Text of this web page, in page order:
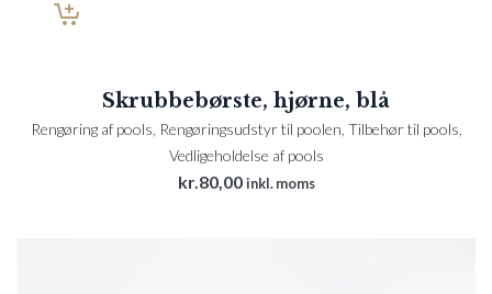
Skrubbebørste, hjørne, blå
Rengøring af pools Rengøringsudstyr til poolen Tilbehør til pools
Vedligeholdelse af pools
kr.80,00 inkl. moms